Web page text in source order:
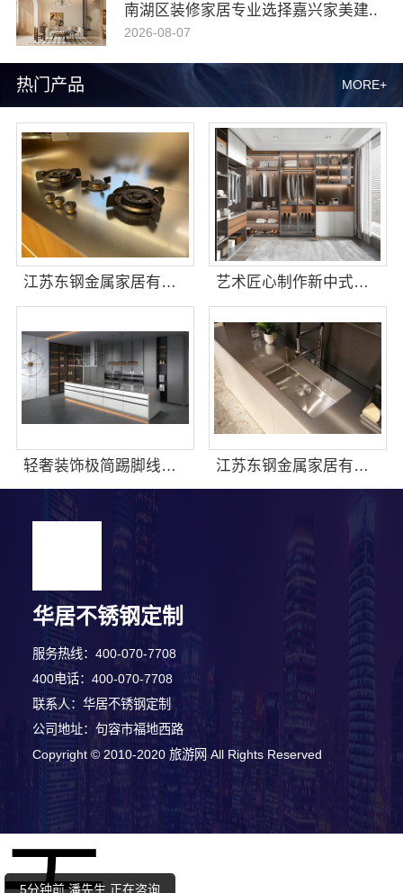
热门产品 MORE+
江苏东钢金属家居有限公司豪宅现代轻奢定制流程揭秘 艺术匠心制作新中式费用-江苏东钢金属家居有限公司详解
轻奢装饰极简踢脚线是什么-江苏东钢金属家居材质解析 江苏东钢金属家居有限公司大平层极简踢脚线评测
南湖区装修家居专业选择嘉兴家美建..
2026-08-07
华居不锈钢定制
服务热线：400-070-7708
400电话：400-070-7708
联系人：华居不锈钢定制
公司地址：句容市福地西路
Copyright © 2010-2020 旅游网 All Rights Reserved
1分钟前 廖女士 正在咨询
5分钟前 潘先生 正在咨询